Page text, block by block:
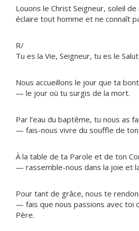
Louons le Christ Seigneur, soleil
éclaire tout homme et ne connaît
R/
Tu es la Vie, Seigneur, tu es le Salut
Nous accueillons le jour que ta
— le jour où tu surgis de la mort.
Par l’eau du baptême, tu nous as
— fais-nous vivre du souffle de
À la table de ta Parole et de ton
— rassemble-nous dans la joie et
Pour tant de grâce, nous te
— fais que nous passions avec toi
Père.